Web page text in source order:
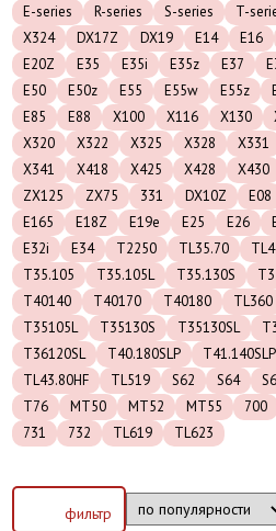
E-series
R-series S-series T-
X324
DX17Z DX19 E14 E16
E20Z
E35 E35i E35z E37
E50
E50z E55 E55w E55z
E85
E88 X100 X116 X130
X320
X322 X325 X328 X331
X341
X418 X425 X428 X430
ZX125
ZX75 331 DX10Z E08
E165
E18Z E19e E25 E26
E32i
E34 T2250 TL35.70
T35.105
T35.105L T35.130S
T40140
T40170 T40180 TL360
T35105L
T35130S T35130SL
T36120SL
T40.180SLP T41.140SLP
TL43.80HF
TL519 S62 S64
T76
MT50 MT52 MT55 700
731
732 TL619 TL623
фильтр